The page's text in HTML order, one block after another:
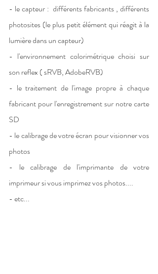
- le capteur :  différents fabricants , différents
photosites (le plus petit élément qui réagit à la
lumière dans un capteur)
- l'environnement colorimétrique choisi sur
son reflex ( sRVB, AdobeRVB)
- le traitement de l'image propre à chaque
fabricant pour l'enregistrement sur notre carte
SD
- le calibrage de votre écran pour visionner vos
photos
- le calibrage de l'imprimante de votre
imprimeur si vous imprimez vos photos....
- etc...